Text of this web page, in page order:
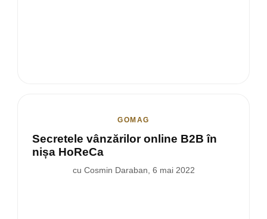
GOMAG
Secretele vânzărilor online B2B în
nișa HoReCa
cu Cosmin Daraban, 6 mai 2022